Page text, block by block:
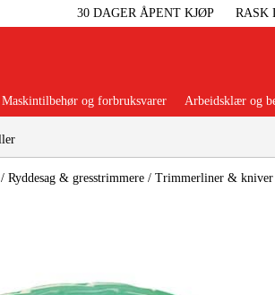
30 DAGER ÅPENT KJØP RASK
Maskintilbehør og forbruksvarer Arbeidsklær og
/ Ryddesag & gresstrimmere / Trimmerliner & kniver